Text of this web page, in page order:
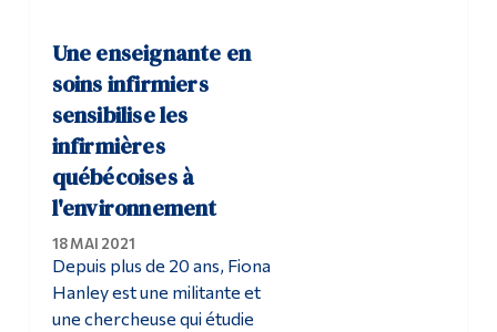
Une enseignante en
soins infirmiers
sensibilise les
infirmières
québécoises à
l'environnement
18 MAI 2021
Depuis plus de 20 ans, Fiona
Hanley est une militante et
une chercheuse qui étudie